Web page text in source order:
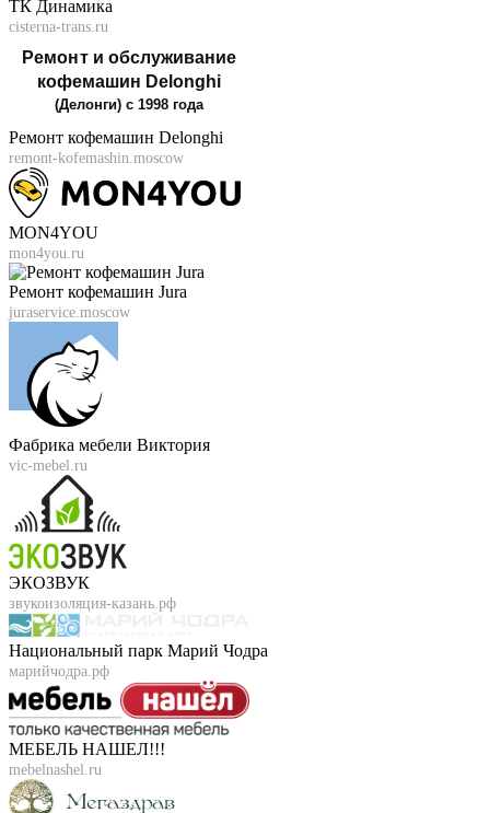
ТК Динамика
cisterna-trans.ru
Ремонт кофемашин Delonghi
remont-kofemashin.moscow
MON4YOU
mon4you.ru
Ремонт кофемашин Jura
juraservice.moscow
Фабрика мебели Виктория
vic-mebel.ru
ЭКОЗВУК
звукоизоляция-казань.рф
Национальный парк Марий Чодра
марийчодра.рф
МЕБЕЛЬ НАШЕЛ!!!
mebelnashel.ru